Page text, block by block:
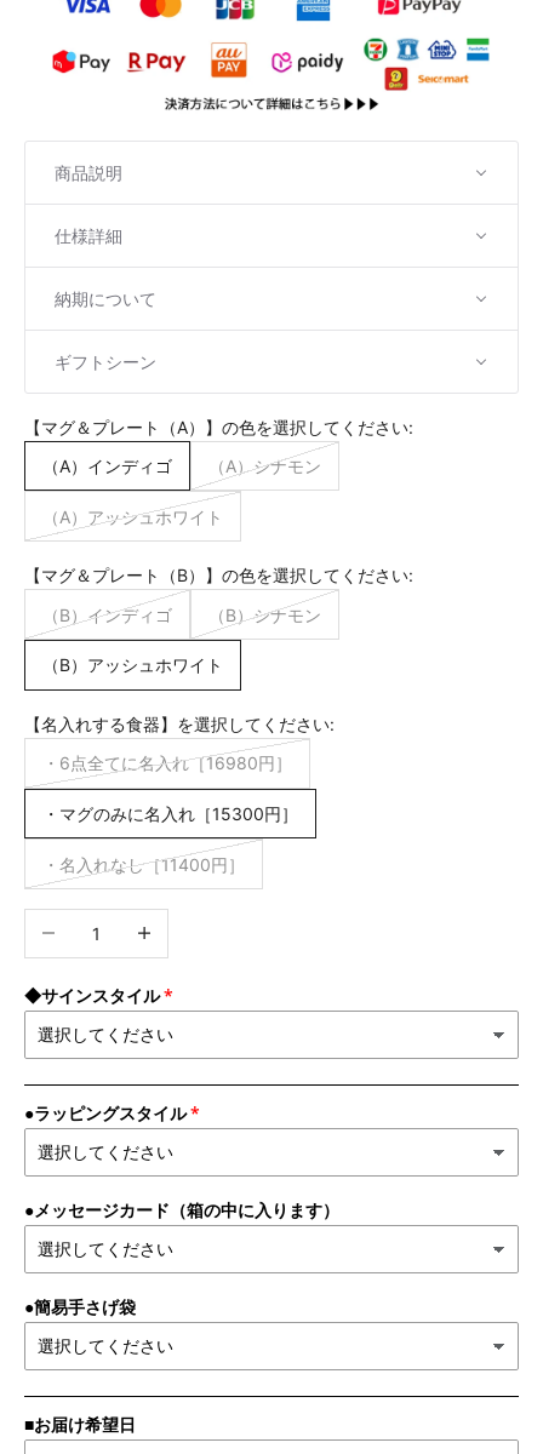
商品説明
仕様詳細
納期について
ギフトシーン
【マグ＆プレート（A）】の色を選択してください:
（A）インディゴ
（A）シナモン
（A）アッシュホワイト
【マグ＆プレート（B）】の色を選択してください:
（B）インディゴ
（B）シナモン
（B）アッシュホワイト
【名入れする食器】を選択してください:
・6点全てに名入れ［16980円］
・マグのみに名入れ［15300円］
・名入れなし［11400円］
数量を減らす 数量を増やす
◆サインスタイル
●ラッピングスタイル
●メッセージカード（箱の中に入ります）
●簡易手さげ袋
■お届け希望日